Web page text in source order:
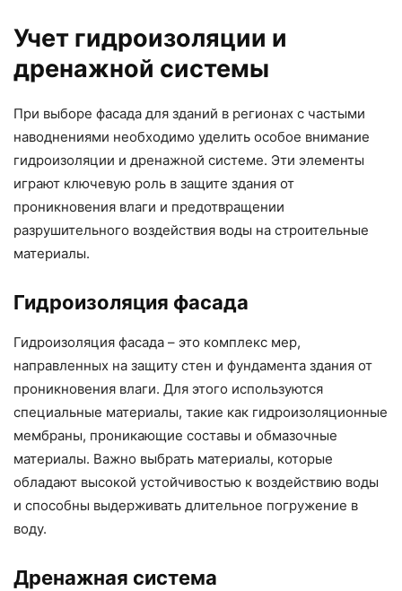
Учет гидроизоляции и
дренажной системы
При выборе фасада для зданий в регионах с частыми
наводнениями необходимо уделить особое внимание
гидроизоляции и дренажной системе. Эти элементы
играют ключевую роль в защите здания от
проникновения влаги и предотвращении
разрушительного воздействия воды на строительные
материалы.
Гидроизоляция фасада
Гидроизоляция фасада – это комплекс мер,
направленных на защиту стен и фундамента здания от
проникновения влаги. Для этого используются
специальные материалы, такие как гидроизоляционные
мембраны, проникающие составы и обмазочные
материалы. Важно выбрать материалы, которые
обладают высокой устойчивостью к воздействию воды
и способны выдерживать длительное погружение в
воду.
Дренажная система